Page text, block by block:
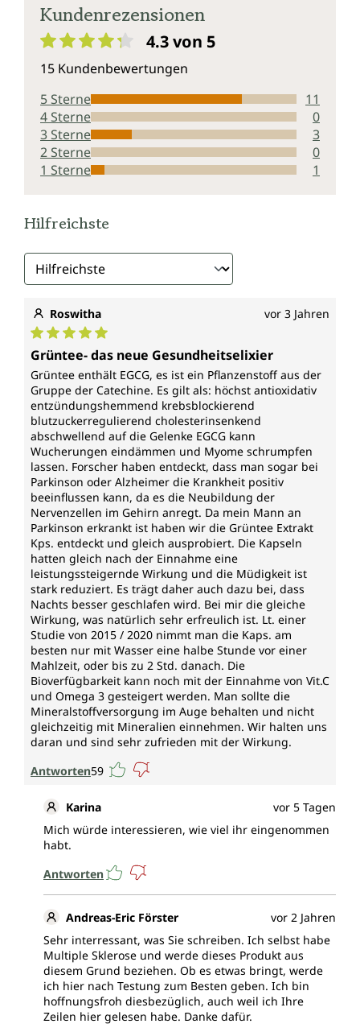
Kundenrezensionen
4.3 von 5
15 Kundenbewertungen
5 Sterne
11
4 Sterne
0
3 Sterne
3
2 Sterne
0
1 Sterne
1
Hilfreichste
Roswitha vor 3 Jahren
Durchschnittliche Bewertung von 5 von 5 Sternen
Grüntee- das neue Gesundheitselixier
Grüntee enthält EGCG, es ist ein Pflanzenstoff aus der
Gruppe der Catechine. Es gilt als: höchst antioxidativ
entzündungshemmend krebsblockierend
blutzuckerregulierend cholesterinsenkend
abschwellend auf die Gelenke EGCG kann
Wucherungen eindämmen und Myome schrumpfen
lassen. Forscher haben entdeckt, dass man sogar bei
Parkinson oder Alzheimer die Krankheit positiv
beeinflussen kann, da es die Neubildung der
Nervenzellen im Gehirn anregt. Da mein Mann an
Parkinson erkrankt ist haben wir die Grüntee Extrakt
Kps. entdeckt und gleich ausprobiert. Die Kapseln
hatten gleich nach der Einnahme eine
leistungssteigernde Wirkung und die Müdigkeit ist
stark reduziert. Es trägt daher auch dazu bei, dass
Nachts besser geschlafen wird. Bei mir die gleiche
Wirkung, was natürlich sehr erfreulich ist. Lt. einer
Studie von 2015 / 2020 nimmt man die Kaps. am
besten nur mit Wasser eine halbe Stunde vor einer
Mahlzeit, oder bis zu 2 Std. danach. Die
Bioverfügbarkeit kann noch mit der Einnahme von Vit.C
und Omega 3 gesteigert werden. Man sollte die
Mineralstoffversorgung im Auge behalten und nicht
gleichzeitig mit Mineralien einnehmen. Wir halten uns
daran und sind sehr zufrieden mit der Wirkung.
Antworten59
Karina
vor 5 Tagen
Mich würde interessieren, wie viel ihr eingenommen
habt.
Antworten
Andreas-Eric Förster
vor 2 Jahren
Sehr interressant, was Sie schreiben. Ich selbst habe
Multiple Sklerose und werde dieses Produkt aus
diesem Grund beziehen. Ob es etwas bringt, werde
ich hier nach Testung zum Besten geben. Ich bin
hoffnungsfroh diesbezüglich, auch weil ich Ihre
Zeilen hier gelesen habe. Danke dafür.